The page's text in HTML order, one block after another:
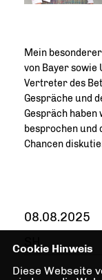
Mein
von Bayer sowie
Vertreter des
Gespräche und
Gespräch
besprochen und
Chancen
08.08.2025
SH
Cookie Hinweis
Diese Webseite